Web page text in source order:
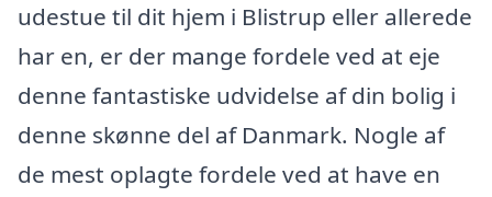
udestue til dit hjem i Blistrup eller allerede
har en, er der mange fordele ved at eje
denne fantastiske udvidelse af din bolig i
denne skønne del af Danmark. Nogle af
de mest oplagte fordele ved at have en